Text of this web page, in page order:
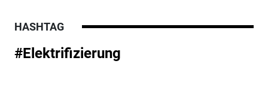
HASHTAG
#Elektrifizierung